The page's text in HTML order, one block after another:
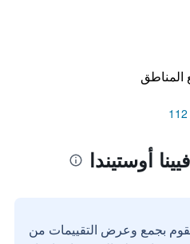
أوستيندا
بجمع وعرض التقييمات من